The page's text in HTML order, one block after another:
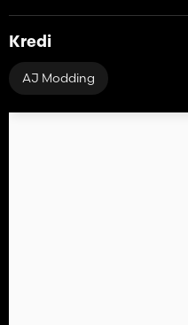
Kredi
AJ Modding